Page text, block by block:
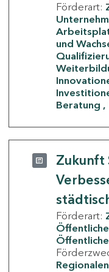
Förderart:
und
Beratung
Zukunft
Förderart: